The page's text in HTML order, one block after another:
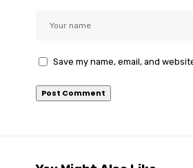
Save my name, email, and